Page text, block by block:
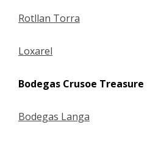
Rotllan Torra
Loxarel
Bodegas Crusoe Treasure
Bodegas Langa